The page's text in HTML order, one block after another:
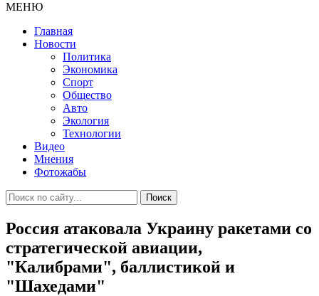
МЕНЮ
Главная
Новости
Политика
Экономика
Спорт
Общество
Авто
Экология
Технологии
Видео
Мнения
Фотожабы
Поиск
Россия атаковала Украину ракетами со
стратегической авиации,
"Калибрами", баллистикой и
"Шахедами"